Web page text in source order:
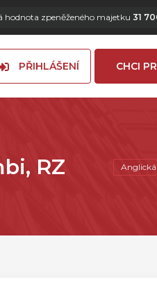
hodnota zpeněženého majetku 31
PŘIHLÁŠENÍ CHCI
RZ